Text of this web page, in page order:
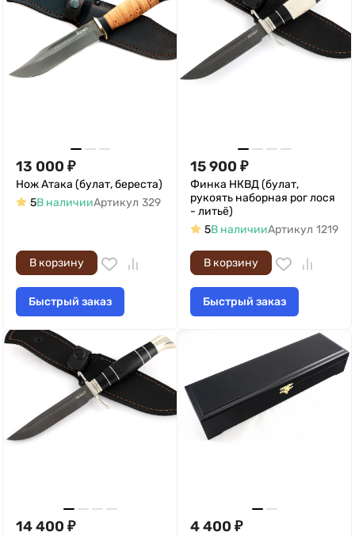
13 000 ₽
Нож Атака (булат, береста)
5В наличииАртикул 329
В корзину
Быстрый заказ
15 900 ₽
Финка НКВД (булат,
рукоять наборная рог лося
- литьё)
5В наличииАртикул 1219
В корзину
Быстрый заказ
14 400 ₽ 4 400 ₽